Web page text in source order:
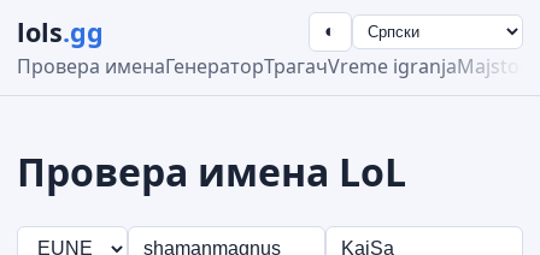
lols.gg
Провера именаГенераторТрагачVreme igranja
◐
Провера имена LoL